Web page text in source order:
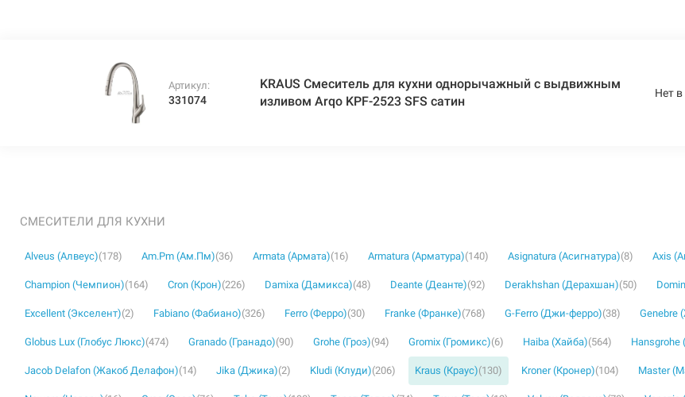
Артикул:
331074
KRAUS Смеситель для кухни однорычажный с выдвижным
изливом Arqo KPF-2523 SFS сатин
Нет
СМЕСИТЕЛИ ДЛЯ КУХНИ
Alveus (Алвеус)(178) Am.Pm (Ам.Пм)(36) Armata (Армата)(16) Armatura (Арматура)(140) Asignatura (Асигнатура)(8) Axis
Champion (Чемпион)(164) Cron (Крон)(226) Damixa (Дамикса)(48) Deante (Деанте)(92) Derakhshan (Дерахшан)(50)
Excellent (Экселент)(2) Fabiano (Фабиано)(326) Ferro (Ферро)(30) Franke (Франке)(768) G-Ferro (Джи-ферро)(38) Genebre
Globus Lux (Глобус Люкс)(474) Granado (Гранадо)(90) Grohe (Гроэ)(94) Gromix (Громикс)(6) Haiba (Хайба)(564) Hansgrohe
Jacob Delafon (Жакоб Делафон)(14) Jika (Джика)(2) Kludi (Клуди)(206) Kraus (Краус)(130) Kroner (Кронер)(104) Master